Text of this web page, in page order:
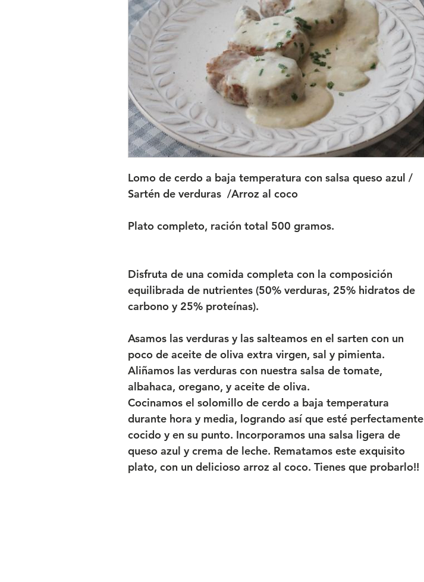
Lomo de cerdo a baja temperatura con salsa queso azul /
Sartén de verduras /Arroz al coco
Plato completo, ración total 500 gramos.
Disfruta de una comida completa con la composición
equilibrada de nutrientes (50% verduras, 25% hidratos de
carbono y 25% proteínas).
Asamos las verduras y las salteamos en el sarten con un
poco de aceite de oliva extra virgen, sal y pimienta.
Aliñamos las verduras con nuestra salsa de tomate,
albahaca, oregano, y aceite de oliva.
Cocinamos el solomillo de cerdo a baja temperatura
durante hora y media, logrando así que esté perfectamente
cocido y en su punto. Incorporamos una salsa ligera de
queso azul y crema de leche. Rematamos este exquisito
plato, con un delicioso arroz al coco. Tienes que probarlo!!